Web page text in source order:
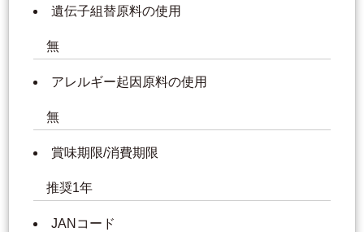
遺伝子組替原料の使用
無
アレルギー起因原料の使用
無
賞味期限/消費期限
推奨1年
JANコード